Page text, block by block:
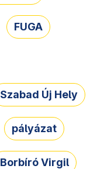
FUGA
Szabad Új Hely
pályázat
Borbíró Virgil